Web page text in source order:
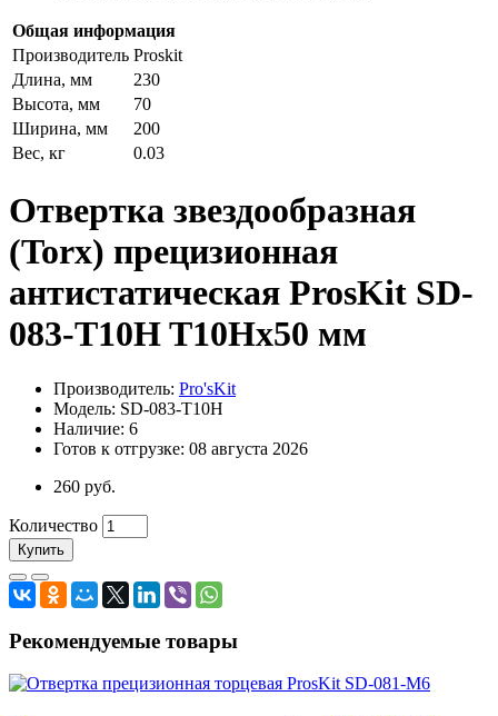
Общая информация
Производитель Proskit
Длина, мм
230
Высота, мм
70
Ширина, мм
200
Вес, кг
0.03
Отвертка звездообразная
(Torx) прецизионная
антистатическая ProsKit SD-
083-T10H T10Hx50 мм
Производитель: Pro'sKit
Модель: SD-083-T10H
Наличие: 6
Готов к отгрузке: 08 августа 2026
260 руб.
Количество
Купить
Рекомендуемые товары